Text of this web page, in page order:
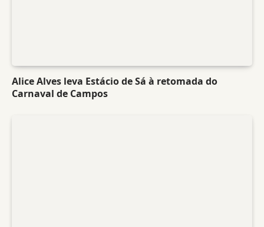
Alice Alves leva Estácio de Sá à retomada do
Carnaval de Campos